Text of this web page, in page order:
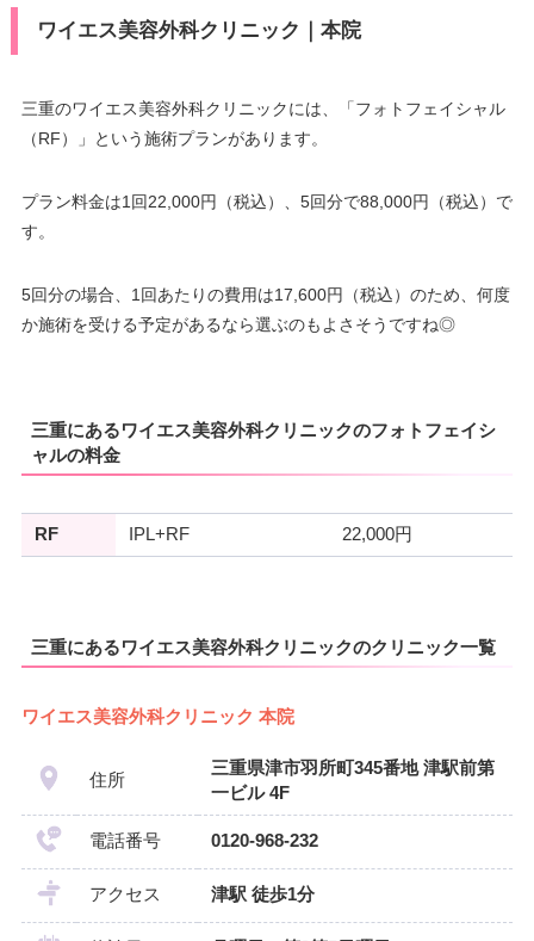
ワイエス美容外科クリニック｜本院
三重のワイエス美容外科クリニックには、「フォトフェイシャル
（RF）」という施術プランがあります。
プラン料金は1回22,000円（税込）、5回分で88,000円（税込）で
す。
5回分の場合、1回あたりの費用は17,600円（税込）のため、何度
か施術を受ける予定があるなら選ぶのもよさそうですね◎
三重にあるワイエス美容外科クリニックのフォトフェイシ
ャルの料金
RF IPL+RF 22,000円
三重にあるワイエス美容外科クリニックのクリニック一覧
ワイエス美容外科クリニック 本院
住所
三重県津市羽所町345番地 津駅前第
一ビル 4F
電話番号 0120-968-232
アクセス 津駅 徒歩1分